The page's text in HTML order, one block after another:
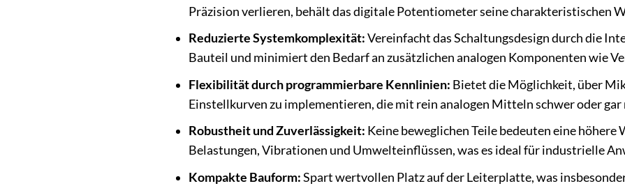
Präzision verlieren, behält das digitale Potentiometer seine charakteristischen
Reduzierte Systemkomplexität:Vereinfacht das Schaltungsdesign durch die
Bauteil und minimiert den Bedarf an zusätzlichen analogen Komponenten wie
Flexibilität durch programmierbare Kennlinien: Bietet die Möglichkeit, über
Einstellkurven zu implementieren, die mit rein analogen Mitteln schwer oder
Robustheit und Zuverlässigkeit: Keine beweglichen Teile bedeuten eine
Belastungen, Vibrationen und Umwelteinflüssen, was es ideal für industrielle
Kompakte Bauform:Spart wertvollen Platz auf der Leiterplatte, was